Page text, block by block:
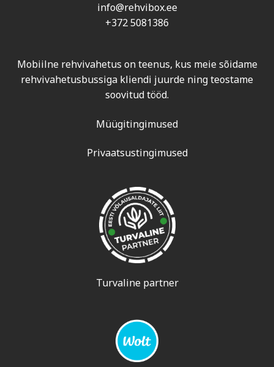
info@rehvibox.ee
+372 5081386
Mobiilne rehvivahetus on teenus, kus meie sõidame
rehvivahetusbussiga kliendi juurde ning teostame
soovitud tööd.
Müügitingimused
Privaatsustingimused
Turvaline partner